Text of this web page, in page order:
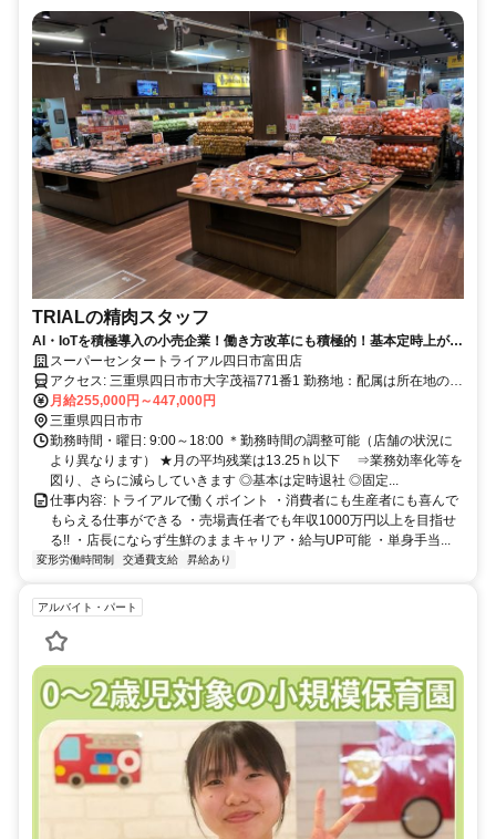
TRIALの精肉スタッフ
AI・IoTを積極導入の小売企業！働き方改革にも積極的！基本定時上が
り！スーパーセンタートライアル四日市富田店
アクセス: 三重県四日市市大字茂福771番1 勤務地：配属は所在地の都
道府県 ※初任地は最寄りの店舗又は希望エリアを優先し配属しま
す。 ※エリア内勤務または全国勤務いずれか希望を選択できます。
月給255,000円～447,000円
三重県四日市市
勤務時間・曜日: 9:00～18:00 ＊勤務時間の調整可能（店舗の状況に
より異なります） ★月の平均残業は13.25ｈ以下 ⇒業務効率化等を
図り、さらに減らしていきます ◎基本は定時退社 ◎固定...
仕事内容: トライアルで働くポイント ・消費者にも生産者にも喜んで
もらえる仕事ができる ・売場責任者でも年収1000万円以上を目指せ
る!! ・店長にならず生鮮のままキャリア・給与UP可能 ・単身手当...
変形労働時間制 交通費支給 昇給あり
アルバイト・パート